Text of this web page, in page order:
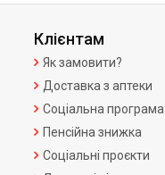
Клієнтам
Як замовити?
Доставка з аптеки
Соціальна програма
Пенсійна знижка
Соціальні проєкти